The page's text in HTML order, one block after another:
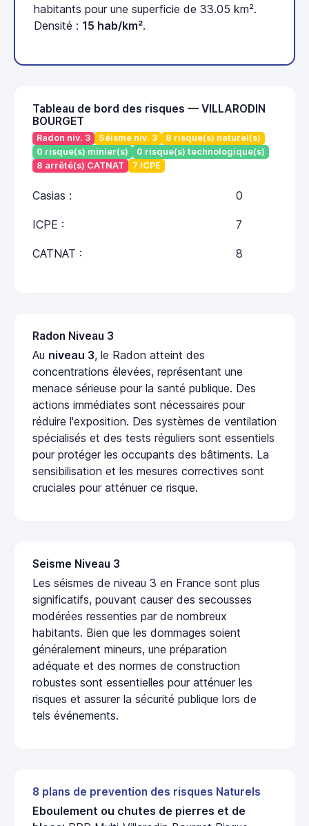
habitants pour une superficie de 33.05 km².
Densité : 15 hab/km².
Tableau de bord des risques — VILLARODIN
BOURGET
Radon niv. 3 Séisme niv. 3
8 risque(s) naturel(s)
0 risque(s) minier(s)
0 risque(s) technologique(s)
8 arrêté(s) CATNAT
7 ICPE
Casias : 0
ICPE : 7
CATNAT : 8
Radon Niveau 3
Au niveau 3, le Radon atteint des
concentrations élevées, représentant une
menace sérieuse pour la santé publique. Des
actions immédiates sont nécessaires pour
réduire l'exposition. Des systèmes de ventilation
spécialisés et des tests réguliers sont essentiels
pour protéger les occupants des bâtiments. La
sensibilisation et les mesures correctives sont
cruciales pour atténuer ce risque.
Seisme Niveau 3
Les séismes de niveau 3 en France sont plus
significatifs, pouvant causer des secousses
modérées ressenties par de nombreux
habitants. Bien que les dommages soient
généralement mineurs, une préparation
adéquate et des normes de construction
robustes sont essentielles pour atténuer les
risques et assurer la sécurité publique lors de
tels événements.
8 plans de prevention des risques Naturels
Eboulement ou chutes de pierres et de